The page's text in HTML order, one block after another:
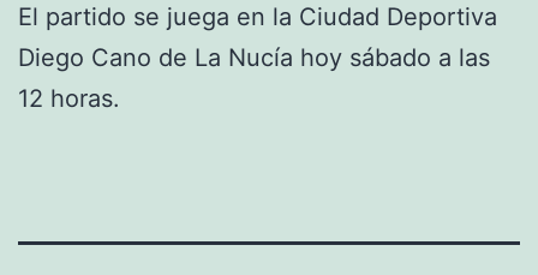
El partido se juega en la Ciudad Deportiva
Diego Cano de La Nucía hoy sábado a las
12 horas.